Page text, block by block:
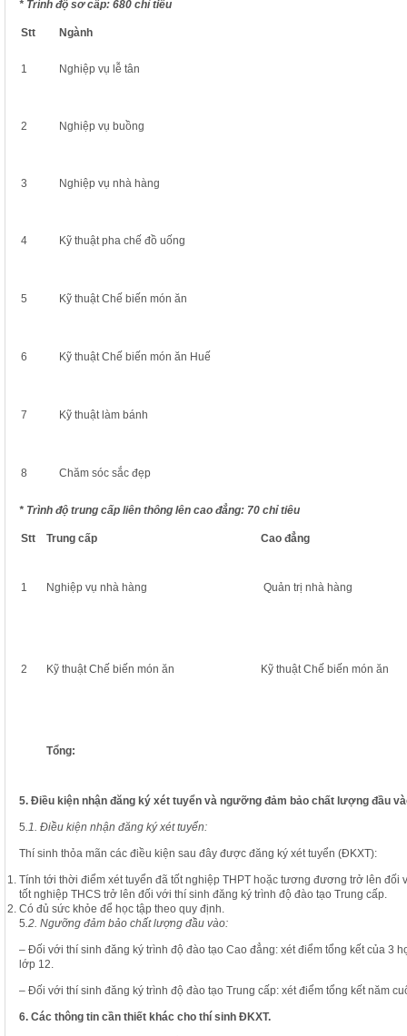
* Trình độ sơ cấp: 680 chỉ tiêu
Stt Ngành
1 Nghiệp vụ lễ tân
2 Nghiệp vụ buồng
3 Nghiệp vụ nhà hàng
4 Kỹ thuật pha chế đồ uống
5 Kỹ thuật Chế biến món ăn
6 Kỹ thuật Chế biến món ăn Huế
7 Kỹ thuật làm bánh
8 Chăm sóc sắc đẹp
* Trình độ trung cấp liên thông lên cao đẳng: 70 chỉ tiêu
Stt Trung cấp Cao đẳng
1 Nghiệp vụ nhà hàng Quản trị nhà hàng
2 Kỹ thuật Chế biến món ăn Kỹ thuật Chế biến món ăn
Tổng:
5. Điều kiện nhận đăng ký xét tuyển và ngưỡng đảm bảo chất lượng đầu
5.1. Điều kiện nhận đăng ký xét tuyển:
Thí sinh thỏa mãn các điều kiện sau đây được đăng ký xét tuyển (ĐKXT):
Tính tới thời điểm xét tuyển đã tốt nghiệp THPT hoặc tương đương trở lên đối
tốt nghiệp THCS trở lên đối với thí sinh đăng ký trình độ đào tạo Trung cấp.
Có đủ sức khỏe để học tập theo quy định.
5.2. Ngưỡng đảm bảo chất lượng đầu vào:
– Đối với thí sinh đăng ký trình độ đào tạo Cao đẳng: xét điểm tổng kết của 3
lớp 12.
– Đối với thí sinh đăng ký trình độ đào tạo Trung cấp: xét điểm tổng kết năm
6. Các thông tin cần thiết khác cho thí sinh ĐKXT.